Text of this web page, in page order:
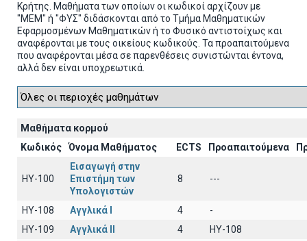
Κρήτης. Μαθήματα των οποίων οι κωδικοί αρχίζουν με
"ΜΕΜ" ή "ΦΥΣ" διδάσκονται από το Τμήμα Μαθηματικών
Εφαρμοσμένων Μαθηματικών ή το Φυσικό αντιστοίχως και
αναφέρονται με τους οικείους κωδικούς. Τα προαπαιτούμενα
που αναφέρονται μέσα σε παρενθέσεις συνιστώνται έντονα,
αλλά δεν είναι υποχρεωτικά.
Μαθήματα κορμού
Κωδικός
Όνομα Μαθήματος ECTS Προαπαιτούμενα
HY-100
Εισαγωγή στην
Επιστήμη των
Υπολογιστών
8 ---
HY-108 Αγγλικά I 4
-
HY-109
Αγγλικά II 4 HY-108